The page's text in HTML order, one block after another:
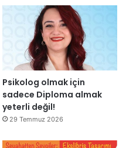
Psikolog olmak için
sadece Diploma almak
yeterli değil!
29 Temmuz 2026